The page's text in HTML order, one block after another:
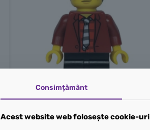
Consimțământ
Acest website web folosește cookie-uri